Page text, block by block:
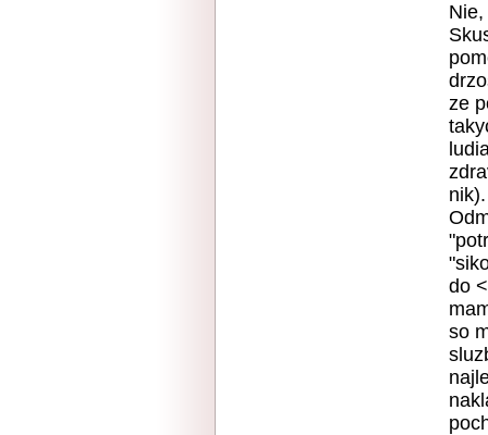
ze
do
so